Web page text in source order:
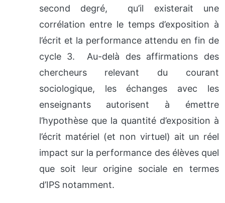
second degré, qu’il existerait une
corrélation entre le temps d’exposition à
l’écrit et la performance attendu en fin de
cycle 3. Au-delà des affirmations des
chercheurs relevant du courant
sociologique, les échanges avec les
enseignants autorisent à émettre
l’hypothèse que la quantité d’exposition à
l’écrit matériel (et non virtuel) ait un réel
impact sur la performance des élèves quel
que soit leur origine sociale en termes
d’IPS notamment.